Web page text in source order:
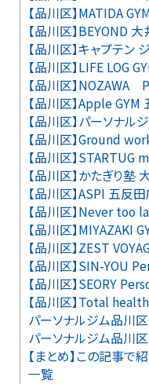
【品川区】MATIDA
【品川区】BEYOND
【品川区】キャプテン
【品川区】LIFE LOG
【品川区】NOZAWA
【品川区】Apple
【品川区】パーソナル
【品川区】Ground
【品川区】STARTUG
【品川区】かたぎり塾
【品川区】ASPI 五反
【品川区】Never too
【品川区】MIYAZAKI
【品川区】ZEST
【品川区】SIN-YOU
【品川区】SEORY
【品川区】Total
パーソナルジム品川
パーソナルジム品川
【まとめ】この記事
一覧